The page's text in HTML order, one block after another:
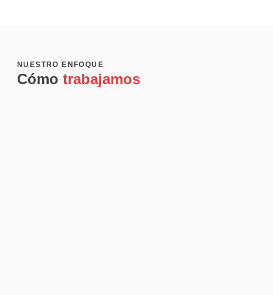
NUESTRO ENFOQUE
Cómo trabajamos